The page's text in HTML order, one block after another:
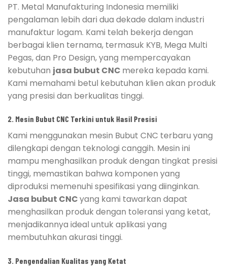
PT. Metal Manufakturing Indonesia memiliki
pengalaman lebih dari dua dekade dalam industri
manufaktur logam. Kami telah bekerja dengan
berbagai klien ternama, termasuk KYB, Mega Multi
Pegas, dan Pro Design, yang mempercayakan
kebutuhan jasa bubut CNC mereka kepada kami.
Kami memahami betul kebutuhan klien akan produk
yang presisi dan berkualitas tinggi.
2. Mesin Bubut CNC Terkini untuk Hasil Presisi
Kami menggunakan mesin Bubut CNC terbaru yang
dilengkapi dengan teknologi canggih. Mesin ini
mampu menghasilkan produk dengan tingkat presisi
tinggi, memastikan bahwa komponen yang
diproduksi memenuhi spesifikasi yang diinginkan.
Jasa bubut CNCyang kami tawarkan dapat
menghasilkan produk dengan toleransi yang ketat,
menjadikannya ideal untuk aplikasi yang
membutuhkan akurasi tinggi.
3. Pengendalian Kualitas yang Ketat